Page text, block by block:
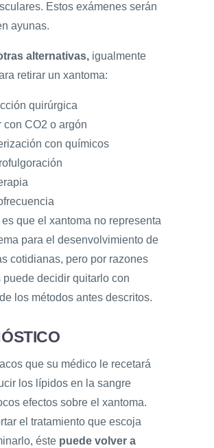
Estos exámenes serán
ayunas.
alternativas, igualmente
retirar un xantoma:
quirúrgica
con CO2 o argón
con químicos
es que el xantoma no representa
para el desenvolvimiento de
cotidianas, pero por razones
puede decidir quitarlo con
los métodos antes descritos.
que su médico le recetará
los lípidos en la sangre
efectos sobre el xantoma.
el tratamiento que escoja
éste puede volver a